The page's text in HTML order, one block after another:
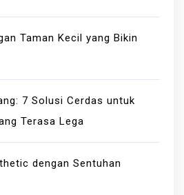
Taman Kecil yang Bikin
7 Solusi Cerdas untuk
Terasa Lega
dengan Sentuhan